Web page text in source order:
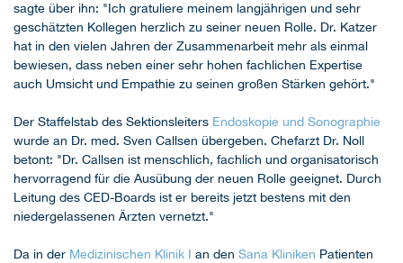
sagte über ihn: "Ich gratuliere meinem langjährigen und sehr
geschätzten Kollegen herzlich zu seiner neuen Rolle. Dr. Katzer
hat in den vielen Jahren der Zusammenarbeit mehr als einmal
bewiesen, dass neben einer sehr hohen fachlichen Expertise
auch Umsicht und Empathie zu seinen großen Stärken gehört."
Der Staffelstab des Sektionsleiters Endoskopie und Sonographie
wurde an Dr. med. Sven Callsen übergeben. Chefarzt Dr. Noll
betont: "Dr. Callsen ist menschlich, fachlich und organisatorisch
hervorragend für die Ausübung der neuen Rolle geeignet. Durch
Leitung des CED-Boards ist er bereits jetzt bestens mit den
niedergelassenen Ärzten vernetzt."
Da in der Medizinischen Klinik I an den Sana Kliniken Patienten